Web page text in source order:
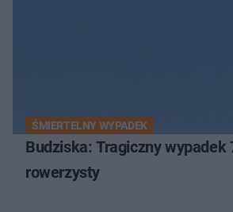
ŚMIERTELNY WYPADEK
Budziska: Tragiczny wypadek
rowerzysty